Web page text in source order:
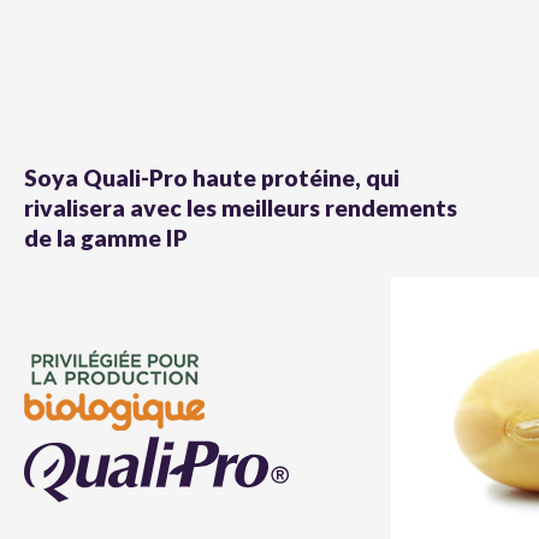
Soya Quali-Pro haute protéine, qui
rivalisera avec les meilleurs rendements
de la gamme IP